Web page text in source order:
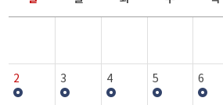
2 3 4 5 6